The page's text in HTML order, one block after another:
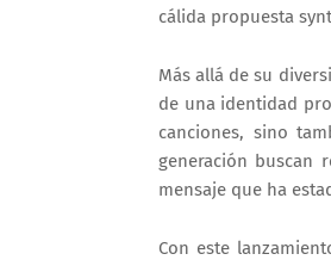
cálida propuesta
Más allá de su
de una identidad
canciones, sino
generación buscan
mensaje que ha
Con este